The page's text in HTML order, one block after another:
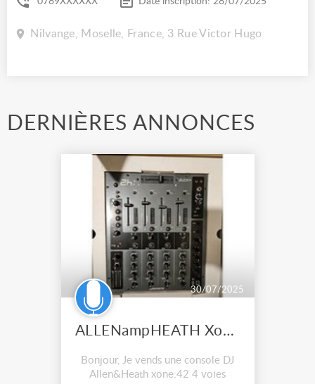
Nilvange, Moselle, France, 3 Rue Victor Hugo
DERNIÈRES ANNONCES
30/07/2025
ALLENampHEATH Xone42 console DJ
Bonjour, Je vends une console DJ
Allen&Heath xone:42 4 voies